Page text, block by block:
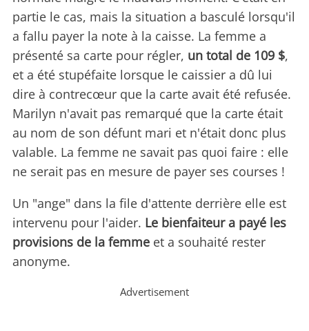
partie le cas, mais la situation a basculé lorsqu'il
a fallu payer la note à la caisse. La femme a
présenté sa carte pour régler, un total de 109 $,
et a été stupéfaite lorsque le caissier a dû lui
dire à contrecœur que la carte avait été refusée.
Marilyn n'avait pas remarqué que la carte était
au nom de son défunt mari et n'était donc plus
valable. La femme ne savait pas quoi faire : elle
ne serait pas en mesure de payer ses courses !
Un "ange" dans la file d'attente derrière elle est
intervenu pour l'aider. Le bienfaiteur a payé les
provisions de la femme et a souhaité rester
anonyme.
Advertisement